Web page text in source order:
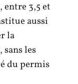
3,5 et
aussi
la
les
du permis